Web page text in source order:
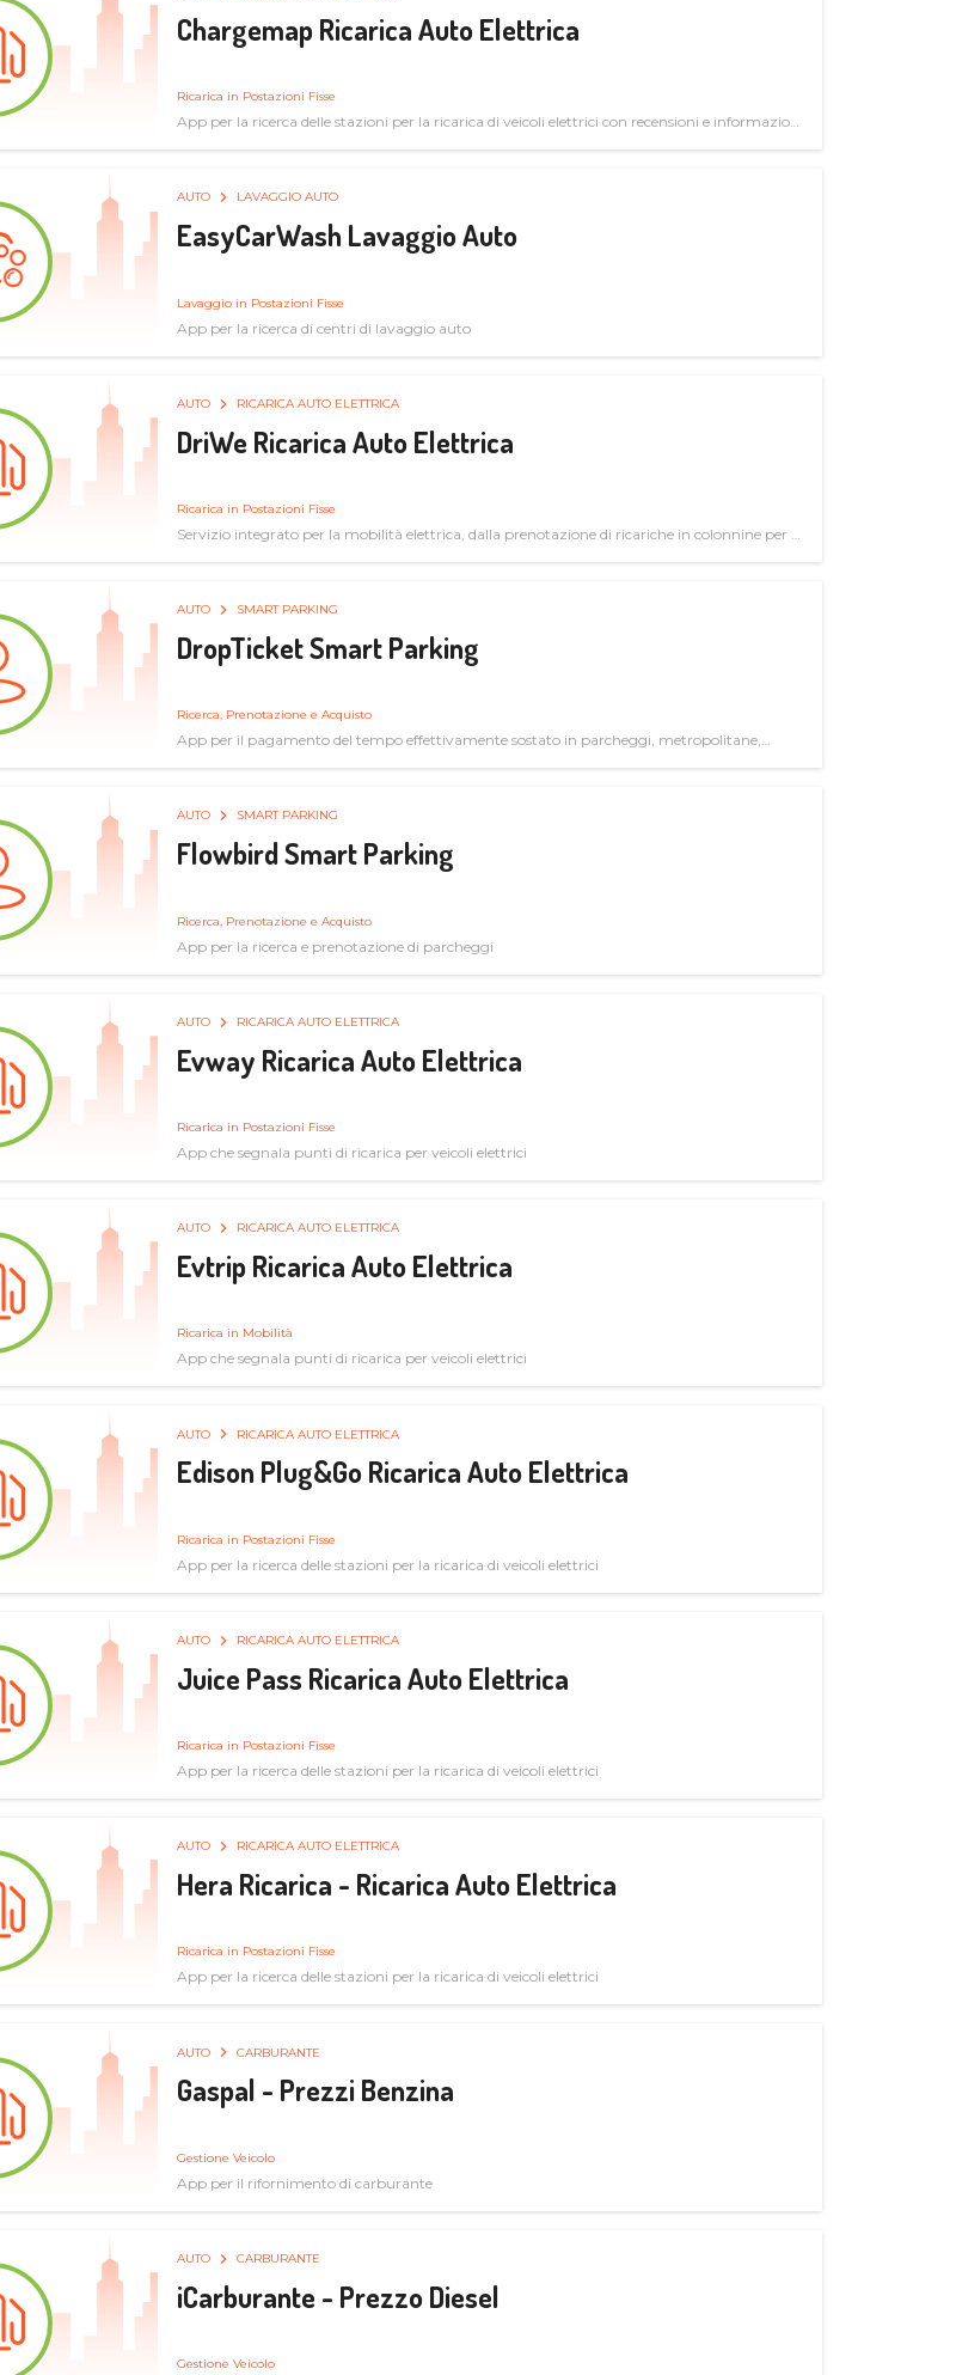
Chargemap Ricarica Auto Elettrica
Ricarica in Postazioni Fisse
App per la ricerca delle stazioni per la ricarica di veicoli elettrici con recensioni e informazioni
AUTO LAVAGGIO AUTO
EasyCarWash Lavaggio Auto
Lavaggio in Postazioni Fisse
App per la ricerca di centri di lavaggio auto
AUTO RICARICA AUTO ELETTRICA
DriWe Ricarica Auto Elettrica
Ricarica in Postazioni Fisse
Servizio integrato per la mobilità elettrica, dalla prenotazione di ricariche in colonnine per il
AUTO SMART PARKING
DropTicket Smart Parking
Ricerca, Prenotazione e Acquisto
App per il pagamento del tempo effettivamente sostato in parcheggi, metropolitane,
AUTO SMART PARKING
Flowbird Smart Parking
Ricerca, Prenotazione e Acquisto
App per la ricerca e prenotazione di parcheggi
AUTO RICARICA AUTO ELETTRICA
Evway Ricarica Auto Elettrica
Ricarica in Postazioni Fisse
App che segnala punti di ricarica per veicoli elettrici
AUTO RICARICA AUTO ELETTRICA
Evtrip Ricarica Auto Elettrica
Ricarica in Mobilità
App che segnala punti di ricarica per veicoli elettrici
AUTO RICARICA AUTO ELETTRICA
Edison Plug&Go Ricarica Auto Elettrica
Ricarica in Postazioni Fisse
App per la ricerca delle stazioni per la ricarica di veicoli elettrici
AUTO RICARICA AUTO ELETTRICA
Juice Pass Ricarica Auto Elettrica
Ricarica in Postazioni Fisse
App per la ricerca delle stazioni per la ricarica di veicoli elettrici
AUTO RICARICA AUTO ELETTRICA
Hera Ricarica - Ricarica Auto Elettrica
Ricarica in Postazioni Fisse
App per la ricerca delle stazioni per la ricarica di veicoli elettrici
AUTO CARBURANTE
Gaspal - Prezzi Benzina
Gestione Veicolo
App per il rifornimento di carburante
AUTO CARBURANTE
iCarburante - Prezzo Diesel
Gestione Veicolo